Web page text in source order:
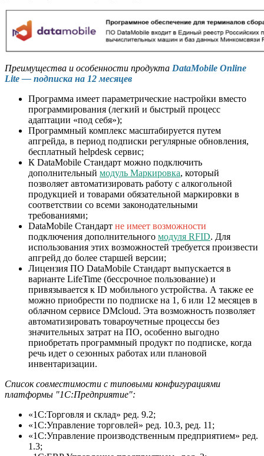
Преимущества и особенности продукта DataMobile Online
Lite — подписка на 12 месяцев
Программа имеет параметрические настройки вместо
программирования (легкий и быстрый процесс
адаптации «под себя»);
Программный комплекс масштабируется путем
апгрейда, в период подписки регулярные обновления,
бесплатный helpdesk сервис;
К DataMobile Стандарт можно подключить
дополнительный модуль Маркировка, который
позволяет автоматизировать работу с алкогольной
продукцией и товарами обязательной маркировки в
соответствии со всеми законодательными
требованиями;
DataMobile Стандарт не имеет возможности
подключения дополнительного модуля RFID. Для
использования этих возможностей требуется произвести
апгрейд до более старшей версии;
Лицензия ПО DataMobile Стандарт выпускается в
варианте LifeTime (бессрочное пользование) и
привязывается к ID мобильного устройства. А также ее
можно приобрести по подписке на 1, 6 или 12 месяцев в
облачном сервисе DMcloud. Эта возможность позволяет
автоматизировать товароучетные процессы без
значительных затрат на ПО, особенно выгодно
приобретать программный продукт по подписке, когда
речь идет о сезонных работах или плановой
инвентаризации.
Список совместимости с типовыми конфигурациями
платформы "1С:Предприятие":
«1С:Торговля и склад» ред. 9.2;
«1С:Управление торговлей» ред. 10.3, ред. 11;
«1С:Управление производственным предприятием» ред.
1.3;